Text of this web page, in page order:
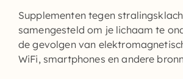
Supplementen shop
Straling:
Supplementen tegen
samengesteld om je lichaam te
de gevolgen van
WiFi, smartphones en andere